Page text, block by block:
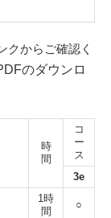
クからご確認く
のダウンロ
時
間
コ
ー
ス
3e
1時
間
○